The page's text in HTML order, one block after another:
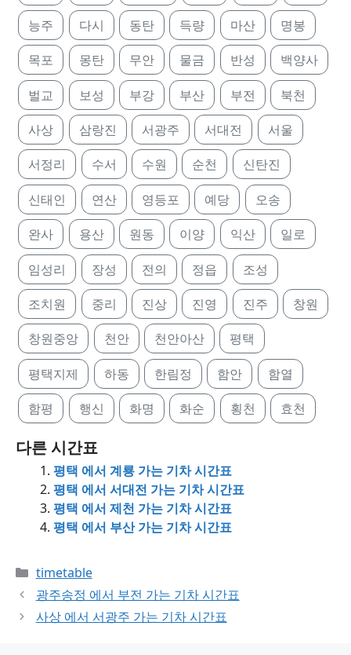
능주 다시 동탄 득량 마산 명봉
목포 몽탄 무안 물금 반성 백양사
벌교 보성 부강 부산 부전 북천
사상 삼랑진 서광주 서대전 서울
서정리 수서 수원 순천 신탄진
신태인 연산 영등포 예당 오송
완사 용산 원동 이양 익산 일로
임성리 장성 전의 정읍 조성
조치원 중리 진상 진영 진주 창원
창원중앙 천안 천안아산 평택
평택지제 하동 한림정 함안 함열
함평 행신 화명 화순 횡천 효천
다른 시간표
평택 에서 계룡 가는 기차 시간표
평택 에서 서대전 가는 기차 시간표
평택 에서 제천 가는 기차 시간표
평택 에서 부산 가는 기차 시간표
Categories
timetable
광주송정 에서 부전 가는 기차 시간표
사상 에서 서광주 가는 기차 시간표